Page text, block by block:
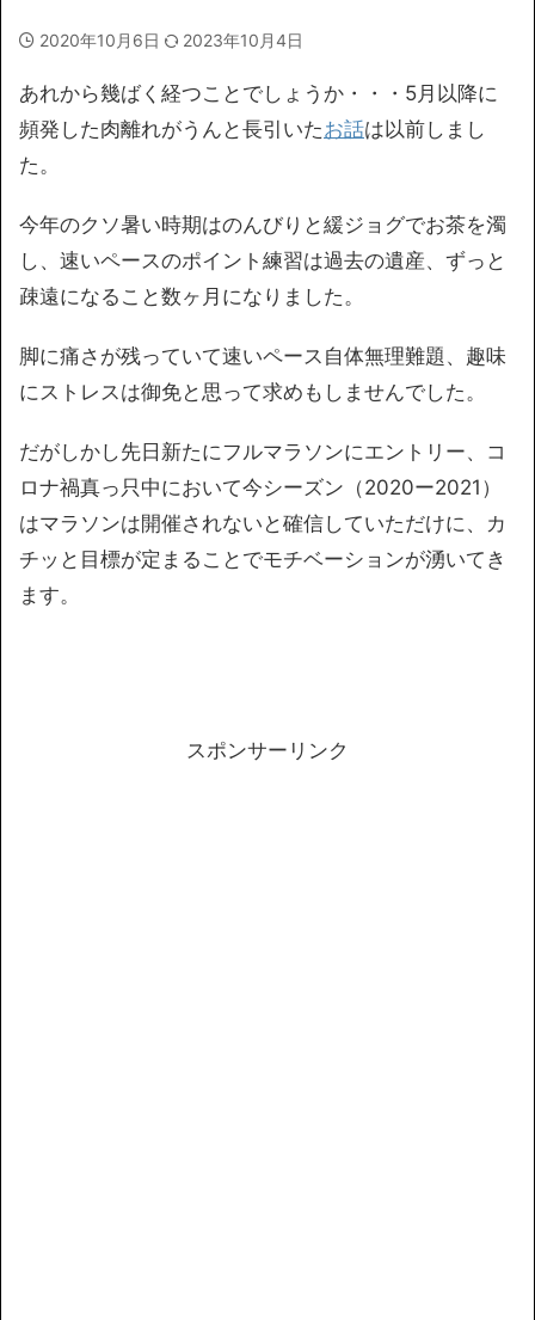
2020年10月6日 2023年10月4日
あれから幾ばく経つことでしょうか・・・5月以降に
頻発した肉離れがうんと長引いたお話は以前しまし
た。
今年のクソ暑い時期はのんびりと緩ジョグでお茶を濁
し、速いペースのポイント練習は過去の遺産、ずっと
疎遠になること数ヶ月になりました。
脚に痛さが残っていて速いペース自体無理難題、趣味
にストレスは御免と思って求めもしませんでした。
だがしかし先日新たにフルマラソンにエントリー、コ
ロナ禍真っ只中において今シーズン（2020ー2021）
はマラソンは開催されないと確信していただけに、カ
チッと目標が定まることでモチベーションが湧いてき
ます。
スポンサーリンク